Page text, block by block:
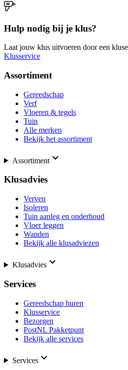
Hulp nodig bij je klus?
Laat jouw klus uitvoeren door een
Klusservice
Assortiment
Gereedschap
Verf
Vloeren & tegels
Tuin
Alle merken
Bekijk het assortiment
Assortiment
Klusadvies
Verven
Isoleren
Tuin aanleg en onderhoud
Vloer leggen
Wanden
Bekijk alle klusadviezen
Klusadvies
Services
Gereedschap huren
Klusservice
Bezorgen
PostNL Pakketpunt
Bekijk alle services
Services